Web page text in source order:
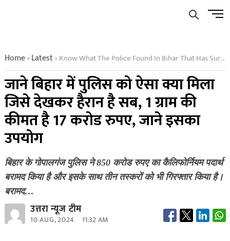
Menu
Home»Latest»Know What The Police Found In Bihar That Has Surprised Everyone 1 Gram Is Worth 17 Crore Rupees Know Its Use
जाने बिहार में पुलिस को ऐसा क्या मिला
जिसे देखकर हैरान है सब, 1 ग्राम की
कीमत है 17 करोड रुपए, जाने इसका
उपयोग
बिहार के गोपालगंज पुलिस ने 850 करोड रुपए का कैलिफोर्नियम पदार्थ
बरामद किया है और इसके साथ तीन तस्करों को भी गिरफ्तार किया है।
बरामद…
उत्तरा न्यूज टीम
10 AUG, 2024 11:32 AM